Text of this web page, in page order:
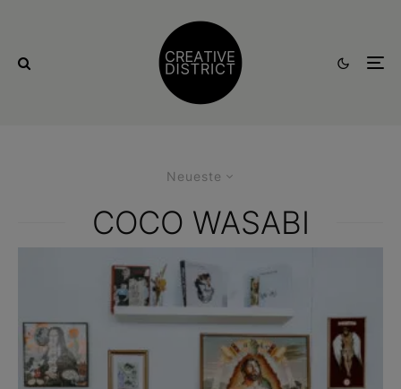
Neueste
COCO WASABI